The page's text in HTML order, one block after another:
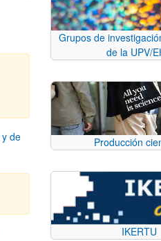
de
Grupos de
de la UPV/
Producción
IKERTU